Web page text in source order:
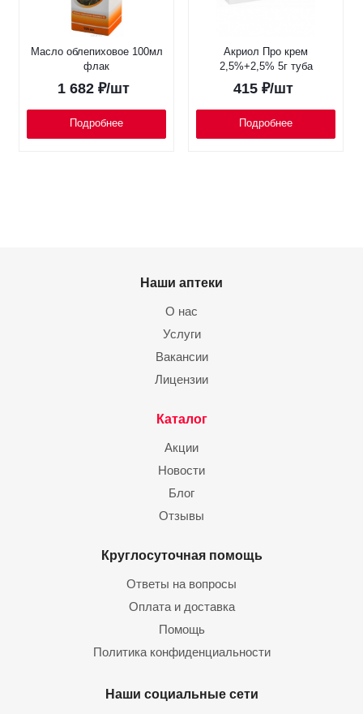
Масло облепиховое 100мл
флак
1 682 ₽/шт
Подробнее
Акриол Про крем
2,5%+2,5% 5г туба
415₽/шт
Подробнее
Наши аптеки
О нас
Услуги
Вакансии
Лицензии
Каталог
Акции
Новости
Блог
Отзывы
Круглосуточная помощь
Ответы на вопросы
Оплата и доставка
Помощь
Политика конфиденциальности
Наши социальные сети